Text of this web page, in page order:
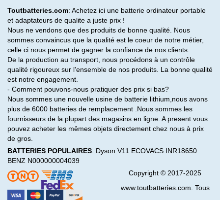
Toutbatteries.com: Achetez ici une batterie ordinateur portable
et adaptateurs de qualite a juste prix !
Nous ne vendons que des produits de bonne qualité. Nous
sommes convaincus que la qualité est le coeur de notre métier,
celle ci nous permet de gagner la confiance de nos clients.
De la production au transport, nous procédons à un contrôle
qualité rigoureux sur l'ensemble de nos produits. La bonne qualité
est notre engagement.
- Comment pouvons-nous pratiquer des prix si bas?
Nous sommes une nouvelle usine de batterie lithium,nous avons
plus de 6000 batteries de remplacement .Nous sommes les
fournisseurs de la plupart des magasins en ligne. A present vous
pouvez acheter les mêmes objets directement chez nous à prix
de gros.
BATTERIES POPULAIRES: Dyson V11 ECOVACS INR18650
BENZ N000000004039
Copyright © 2017-2025
www.toutbatteries.com. Tous